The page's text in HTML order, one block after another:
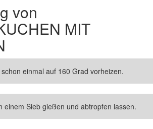
von
MIT
einmal auf 160 Grad vorheizen.
einem Sieb gießen und abtropfen lassen.